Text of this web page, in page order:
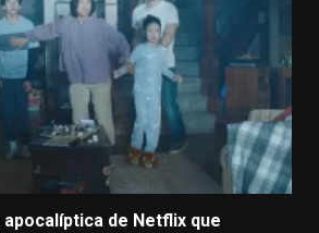
apocalíptica de Netflix que